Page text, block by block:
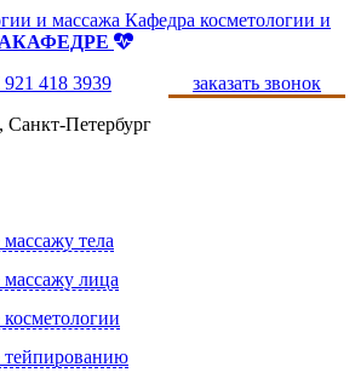
Кафедра косметологии и
заказать звонок
921 418 3939
Санкт-Петербург
тела
лица
тейпированию